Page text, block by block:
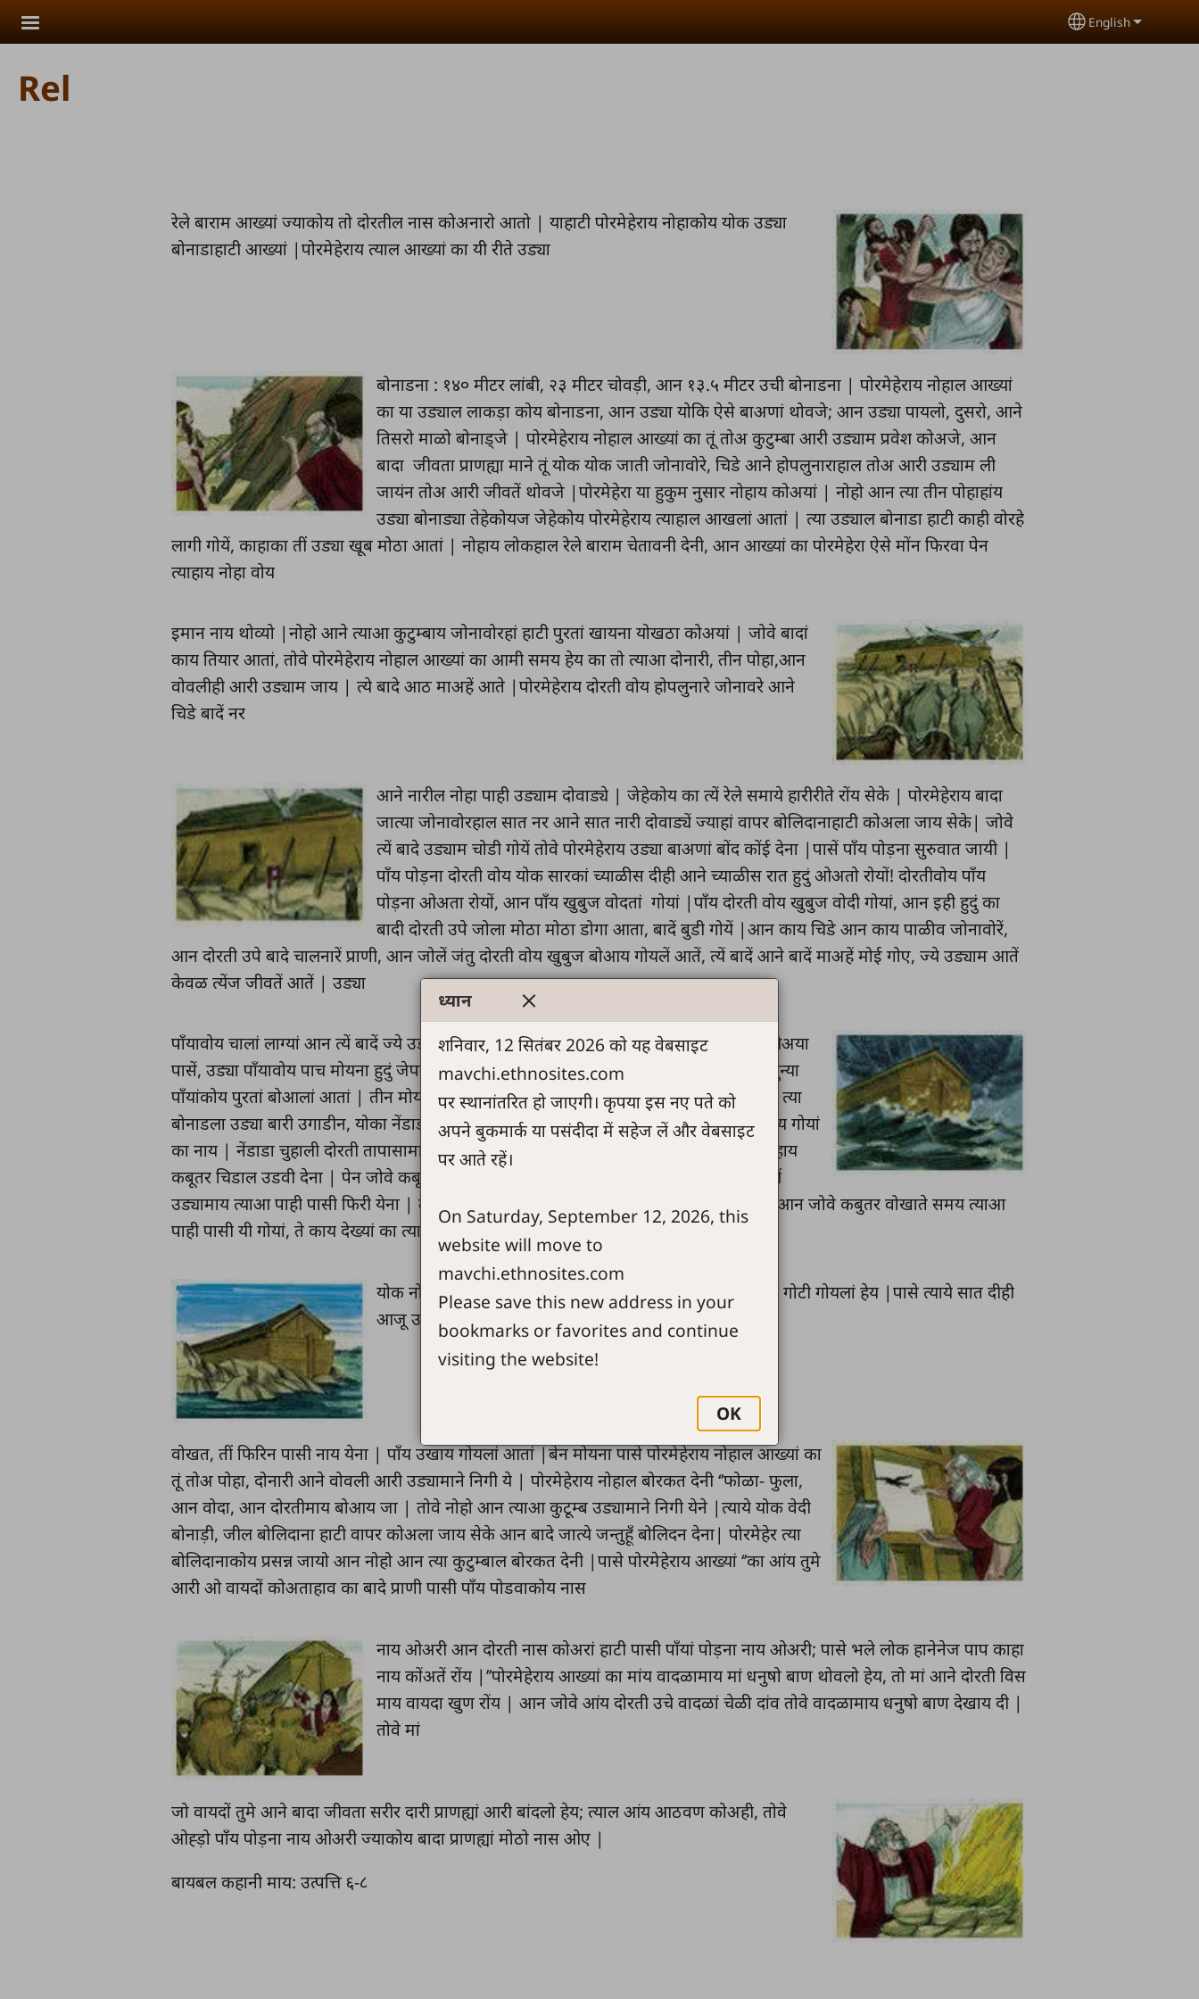
Skip to main content
Select your
English
Rel
रेले बाराम आख्यां ज्याकोय तो दोरतील नास कोअनारो आतो | याहाटी पोरमेहेराय नोहाकोय योक उड्या
बोनाडाहाटी आख्यां |पोरमेहेराय त्याल आख्यां का यी रीते उड्या
बोनाडना : १४० मीटर लांबी, २३ मीटर चोवड़ी, आन १३.५ मीटर उची बोनाडना | पोरमेहेराय नोहाल आख्यां
का या उड्याल लाकड़ा कोय बोनाडना, आन उड्या योकि ऐसे बाअणां थोवजे; आन उड्या पायलो, दुसरो, आने
तिसरो माळो बोनाड्जे | पोरमेहेराय नोहाल आख्यां का तूं तोअ कुटुम्बा आरी उड्याम प्रवेश कोअजे, आन
बादा जीवता प्राणह्या माने तूं योक योक जाती जोनावोरे, चिडे आने होपलुनाराहाल तोअ आरी उड्याम ली
जायंन तोअ आरी जीवतें थोवजे |पोरमेहेरा या हुकुम नुसार नोहाय कोअयां | नोहो आन त्या तीन पोहाहांय
उड्या बोनाड्या तेहेकोयज जेहेकोय पोरमेहेराय त्याहाल आखलां आतां | त्या उड्याल बोनाडा हाटी काही वोरहे
लागी गोयें, काहाका तीं उड्या खूब मोठा आतां | नोहाय लोकहाल रेले बाराम चेतावनी देनी, आन आख्यां का पोरमेहेरा ऐसे मोंन फिरवा पेन
त्याहाय नोहा वोय
इमान नाय थोव्यो |नोहो आने त्याआ कुटुम्बाय जोनावोरहां हाटी पुरतां खायना योखठा कोअयां | जोवे बादां
काय तियार आतां, तोवे पोरमेहेराय नोहाल आख्यां का आमी समय हेय का तो त्याआ दोनारी, तीन पोहा,आन
वोवलीही आरी उड्याम जाय | त्ये बादे आठ माअहें आते |पोरमेहेराय दोरती वोय होपलुनारे जोनावरे आने
चिडे बादें नर
आने नारील नोहा पाही उड्याम दोवाड्ये | जेहेकोय का त्यें रेले समाये हारीरीते रोंय सेके | पोरमेहेराय बादा
जात्या जोनावोरहाल सात नर आने सात नारी दोवाड्यें ज्याहां वापर बोलिदानाहाटी कोअला जाय सेके| जोवे
त्यें बादे उड्याम चोडी गोयें तोवे पोरमेहेराय उड्या बाअणां बोंद कोंई देना |पासें पाँय पोड़ना सुरुवात जायी |
पाँय पोड़ना दोरती वोय योक सारकां च्याळीस दीही आने च्याळीस रात हुदुं ओअतो रोयों! दोरतीवोय पाँय
पोड़ना ओअता रोयों, आन पाँय खुबुज वोदतां गोयां |पाँय दोरती वोय खुबुज वोदी गोयां, आन इही हुदुं का
बादी दोरती उपे जोला मोठा मोठा डोगा आता, बादें बुडी गोयें |आन काय चिडे आन काय पाळीव जोनावोरें,
आन दोरती उपे बादे चालनारें प्राणी, आन जोलें जंतु दोरती वोय खुबुज बोआय गोयलें आतें, त्यें बादें आने बादें माअहें मोई गोए, ज्ये उड्याम आतें
केवळ त्येंज जीवतें आतें | उड्या
पाँयावोय चालां लाग्यां आन त्यें बादें ज्ये उड्यामाय आतें त्यें बूडनाकोय बोचीन रोयें |पाँय पोड़ना बोंद ओअया
पासें, उड्या पाँयावोय पाच मोयना हुदुं जेपतां रोयां, योक दीही उड्या डोगा वोय टेकी गोयां, पेन तोवेबी दुन्या
पाँयांकोय पुरतां बोआलां आतां | तीन मोयना पासें डोगहाँ सेंडयो देखायो |च्याळीस दीहह्यां पासे नोहाय त्या
बोनाडला उड्या बारी उगाडीन, योका नेंडाडा चिडाल उडवी देना ई एअरां हाटी का दोरती वोय पाँय उखाय गोयां
का नाय | नेंडाडा चुहाली दोरती तापासामाय इही तांआ उड्या, पेन उखाली दोरती नाय मिळी |पासे नोहाय
कबूतर चिडाल उडवी देना | पेन जोवे कबूतराल त्या पाग टेकाडा हाटी कायज आधार नाय मिळयो ते तीं
उड्यामाय त्याआ पाही पासी फिरी येना | तोवे सात दिह्ह्या पासे त्याये त्याज चिडाल पासी उडवी देना,, आन जोवे कबुतर वोखाते समय त्याआ
पाही पासी यी गोयां, ते काय देख्यां का त्या चोचीमाय जेतुन जाडा
योक नोवां पाना हेय! याकोय नोहाय जाअइ लेदां का पाँय दोरती वोने गोटी गोयलां हेय |पासे त्याये सात दीही
आजू उड्यामाय रोयन त्याज कबुतराल उडवी देना | यी
वोखत, तीं फिरिन पासी नाय येना | पाँय उखाय गोयलां आतां |बेन मोयना पासे पोरमेहेराय नोहाल आख्यां का
तूं तोअ पोहा, दोनारी आने वोवली आरी उड्यामाने निगी ये | पोरमेहेराय नोहाल बोरकत देनी ‘’फोळा- फुला,
आन वोदा, आन दोरतीमाय बोआय जा | तोवे नोहो आन त्याआ कुटूम्ब उड्यामाने निगी येने |त्याये योक वेदी
बोनाड़ी, जील बोलिदाना हाटी वापर कोअला जाय सेके आन बादे जात्ये जन्तुहूँ बोलिदन देना| पोरमेहेर त्या
बोलिदानाकोय प्रसन्न जायो आन नोहो आन त्या कुटुम्बाल बोरकत देनी |पासे पोरमेहेराय आख्यां ‘’का आंय तुमे
आरी ओ वायदों कोअताहाव का बादे प्राणी पासी पाँय पोडवाकोय नास
नाय ओअरी आन दोरती नास कोअरां हाटी पासी पाँयां पोड़ना नाय ओअरी; पासे भले लोक हानेनेज पाप काहा
नाय कोंअतें रोंय |’’पोरमेहेराय आख्यां का मांय वादळामाय मां धनुषो बाण थोवलो हेय, तो मां आने दोरती विस
माय वायदा खुण रोंय | आन जोवे आंय दोरती उचे वादळां चेळी दांव तोवे वादळामाय धनुषो बाण देखाय दी |
तोवे मां
जो वायदों तुमे आने बादा जीवता सरीर दारी प्राणह्यां आरी बांदलो हेय; त्याल आंय आठवण कोअही, तोवे
ओह्ड़ो पाँय पोड़ना नाय ओअरी ज्याकोय बादा प्राणह्यां मोठो नास ओए |
बायबल कहानी माय: उत्पत्ति ६-८
ध्यान
शनिवार, 12 सितंबर 2026 को यह वेबसाइट
mavchi.ethnosites.com
पर स्थानांतरित हो जाएगी। कृपया इस नए पते को
अपने बुकमार्क या पसंदीदा में सहेज लें और वेबसाइट
पर आते रहें।
On Saturday, September 12, 2026, this
website will move to
mavchi.ethnosites.com
Please save this new address in your
bookmarks or favorites and continue
visiting the website!
OK